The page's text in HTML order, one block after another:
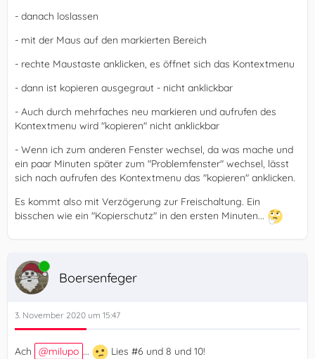
- danach loslassen
- mit der Maus auf den markierten Bereich
- rechte Maustaste anklicken, es öffnet sich das Kontextmenu
- dann ist kopieren ausgegraut - nicht anklickbar
- Auch durch mehrfaches neu markieren und aufrufen des
Kontextmenu wird "kopieren" nicht anklickbar
- Wenn ich zum anderen Fenster wechsel, da was mache und
ein paar Minuten später zum "Problemfenster" wechsel, lässt
sich nach aufrufen des Kontextmenu das "kopieren" anklicken.
Es kommt also mit Verzögerung zur Freischaltung. Ein
bisschen wie ein "Kopierschutz" in den ersten Minuten...
Online
Boersenfeger
3. November 2020 um 15:47
Ach milupo ... Lies #6 und 8 und 10!